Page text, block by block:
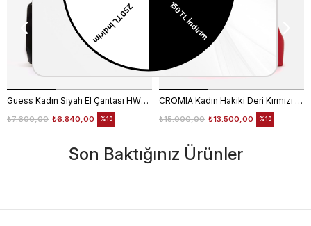
Guess Kadın Siyah El Çantası HWNG9496060
₺6.840,00
₺7.600,00 %10
CROMIA Kadın Hakiki Deri Kırmızı El Çantası
₺13.500,00
₺15.000,00 %10
Son Baktığınız Ürünler